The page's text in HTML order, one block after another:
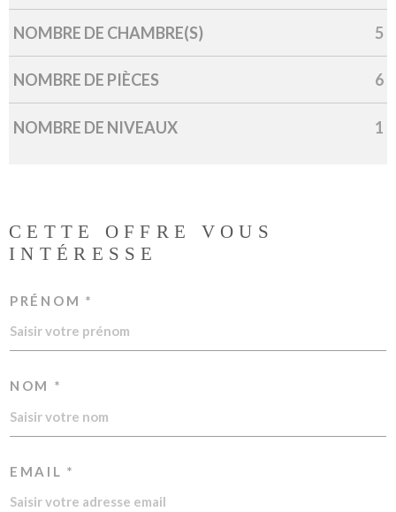
NOMBRE DE CHAMBRE(S) 5
NOMBRE DE PIÈCES 6
NOMBRE DE NIVEAUX 1
CETTE OFFRE
VOUS
INTÉRESSE
PRÉNOM *
NOM *
EMAIL *